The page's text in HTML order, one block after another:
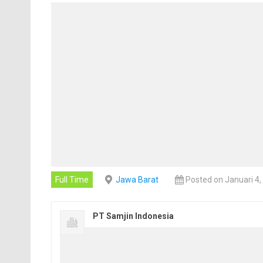
Full Time Jawa Barat Posted on Januari
PT Samjin Indonesia